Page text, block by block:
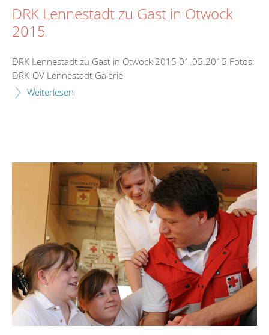
DRK Lennestadt zu Gast in Otwock
2015
DRK Lennestadt zu Gast in Otwock 2015 01.05.2015 Fotos:
DRK-OV Lennestadt Galerie
Weiterlesen